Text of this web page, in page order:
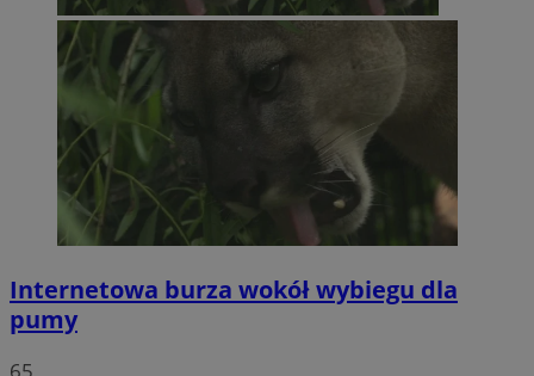
Internetowa burza wokół wybiegu dla
pumy